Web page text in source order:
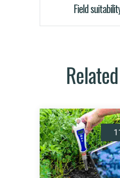
Field